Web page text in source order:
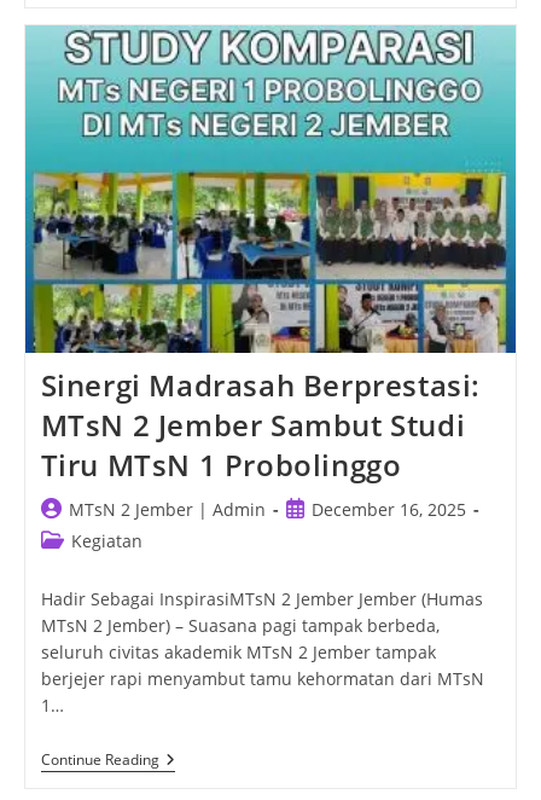
2
Jember
Matangkan
PMPZI
Lewat
Monitoring
Evaluasi
Internal
Sinergi Madrasah Berprestasi:
MTsN 2 Jember Sambut Studi
Tiru MTsN 1 Probolinggo
Post
author:
MTsN 2 Jember | Admin
PostDecember 16, 2025
PostKegiatan
Hadir Sebagai InspirasiMTsN 2 Jember Jember (Humas
MTsN 2 Jember) – Suasana pagi tampak berbeda,
seluruh civitas akademik MTsN 2 Jember tampak
berjejer rapi menyambut tamu kehormatan dari MTsN
1…
Continue ReadingSinergi
Madrasah